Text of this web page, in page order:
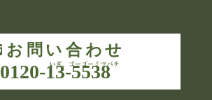
お問い合わせ
0120-13-5538
いざ、ゴーゴー